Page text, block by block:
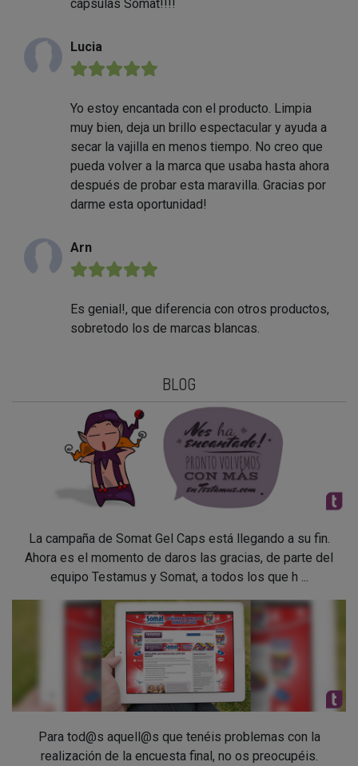
cápsulas Somat!!!!
Lucia
★★★★★
Yo estoy encantada con el producto. Limpia
muy bien, deja un brillo espectacular y ayuda a
secar la vajilla en menos tiempo. No creo que
pueda volver a la marca que usaba hasta ahora
después de probar esta maravilla. Gracias por
darme esta oportunidad!
Arn
★★★★★
Es genial!, que diferencia con otros productos,
sobretodo los de marcas blancas.
BLOG
La campaña de Somat Gel Caps está llegando a su fin.
Ahora es el momento de daros las gracias, de parte del
equipo Testamus y Somat, a todos los que h ...
Para tod@s aquell@s que tenéis problemas con la
realización de la encuesta final, no os preocupéis.